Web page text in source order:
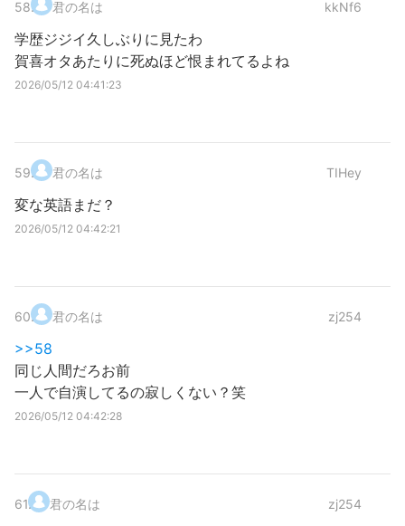
58. 君の名は kkNf6
学歴ジジイ久しぶりに見たわ
賀喜オタあたりに死ぬほど恨まれてるよね
2026/05/12 04:41:23
59. 君の名は TIHey
変な英語まだ？
2026/05/12 04:42:21
60. 君の名は zj254
>>58
同じ人間だろお前
一人で自演してるの寂しくない？笑
2026/05/12 04:42:28
61. 君の名は zj254